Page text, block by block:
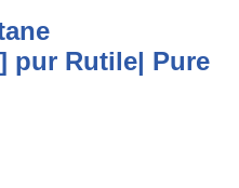
pur Rutile| Pure